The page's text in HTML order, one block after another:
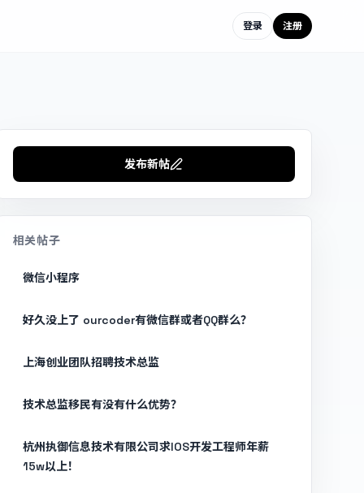
登录 注册
发布新帖
相关帖子
微信小程序
好久没上了 ourcoder有微信群或者QQ群么？
上海创业团队招聘技术总监
技术总监移民有没有什么优势？
杭州执御信息技术有限公司求IOS开发工程师年薪
15w以上！